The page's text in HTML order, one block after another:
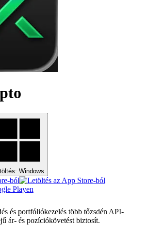
Windows
és portfóliókezelés több tőzsdén API-
ár- és pozíciókövetést biztosít.